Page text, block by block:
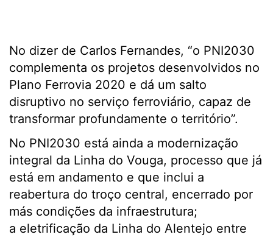
No dizer de Carlos Fernandes, “o PNI2030
complementa os projetos desenvolvidos no
Plano Ferrovia 2020 e dá um salto
disruptivo no serviço ferroviário, capaz de
transformar profundamente o território”.
No PNI2030 está ainda a modernização
integral da Linha do Vouga, processo que já
está em andamento e que inclui a
reabertura do troço central, encerrado por
más condições da infraestrutura;
a eletrificação da Linha do Alentejo entre